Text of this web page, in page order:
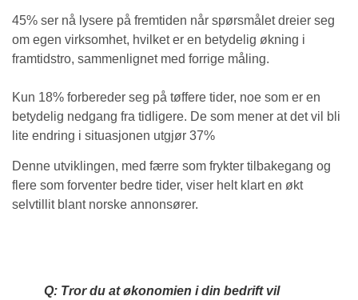
45% ser nå lysere på fremtiden når spørsmålet dreier seg
om egen virksomhet, hvilket er en betydelig økning i
framtidstro, sammenlignet med forrige måling.
Kun 18% forbereder seg på tøffere tider, noe som er en
betydelig nedgang fra tidligere. De som mener at det vil bli
lite endring i situasjonen utgjør 37%
Denne utviklingen, med færre som frykter tilbakegang og
flere som forventer bedre tider, viser helt klart en økt
selvtillit blant norske annonsører.
Q: Tror du at økonomien i din bedrift vil